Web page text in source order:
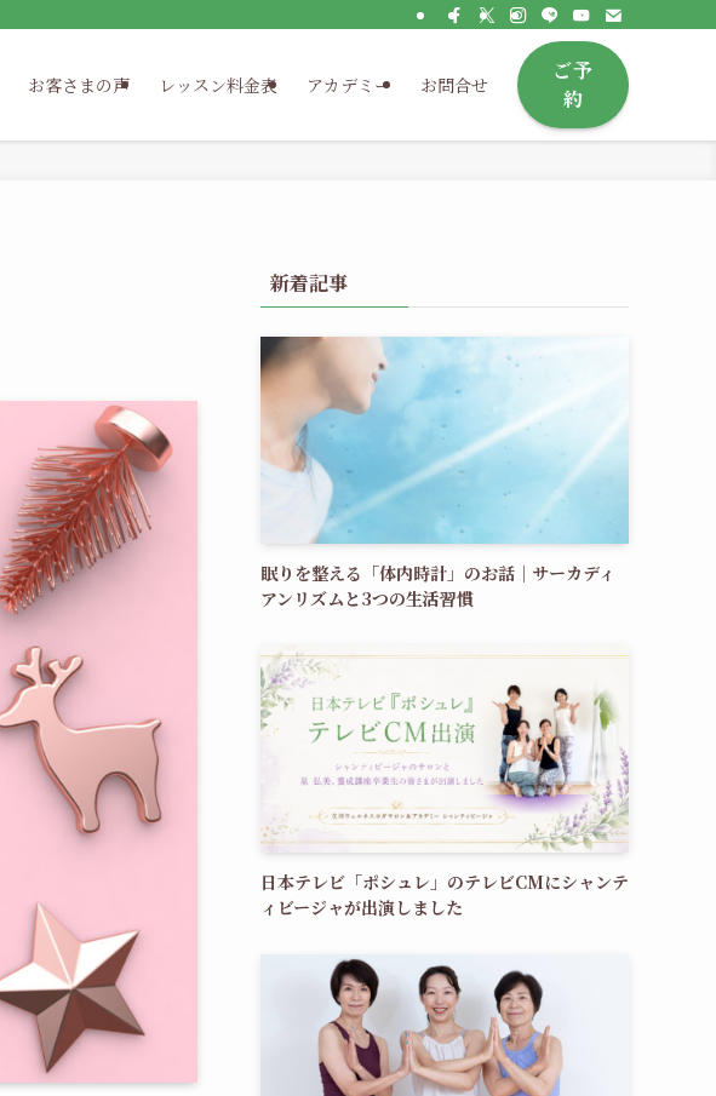
お客さまの声 レッスン料金表 アカデミー お問合せ
ご予
約
新着記事
眠りを整える「体内時計」のお話｜サーカディ
アンリズムと3つの生活習慣
日本テレビ「ポシュレ」のテレビCMにシャンテ
ィビージャが出演しました